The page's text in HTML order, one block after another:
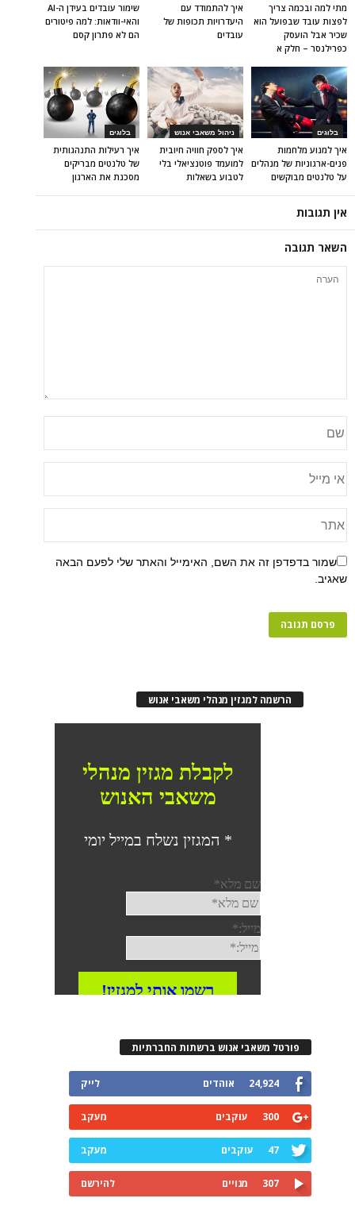
שימור עובדים בעידן ה-AI
והאי-וודאות: למה פיטורים
הם לא פתרון קסם
איך להתמודד עם
היעדרויות תכופות של
עובדים
מתי למה ובכמה צריך
לפצות עובד שבפועל הוא
שכיר אבל הועסק
כפרילנסר – חלק א
בלוגים
איך רעילות התנהגותית
של טלנטים מבריקים
מסכנת את הארגון
ניהול משאבי אנוש
איך לספק חוויה חיובית
למועמד פוטנציאלי בלי
לטבוע בשאלות
בלוגים
איך למנוע מלחמות
פנים-ארגוניות של מנהלים
על טלנטים מבוקשים
אין תגובות
השאר תגובה
שמור בדפדפן זה את השם, האימייל והאתר שלי לפעם הבאה
שאגיב.
הרשמה למגזין מנהלי משאבי אנוש
פורטל משאבי אנוש ברשתות החברתיות
24,924 אוהדים לייק
300 עוקבים מעקב
47 עוקבים מעקב
307 מנויים להירשם